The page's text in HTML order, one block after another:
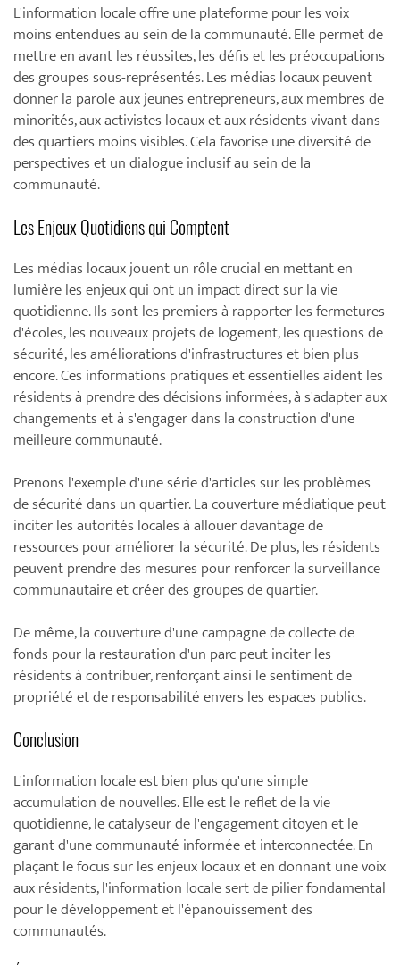
L'information locale offre une plateforme pour les voix
moins entendues au sein de la communauté. Elle permet de
mettre en avant les réussites, les défis et les préoccupations
des groupes sous-représentés. Les médias locaux peuvent
donner la parole aux jeunes entrepreneurs, aux membres de
minorités, aux activistes locaux et aux résidents vivant dans
des quartiers moins visibles. Cela favorise une diversité de
perspectives et un dialogue inclusif au sein de la
communauté.
Les Enjeux Quotidiens qui Comptent
Les médias locaux jouent un rôle crucial en mettant en
lumière les enjeux qui ont un impact direct sur la vie
quotidienne. Ils sont les premiers à rapporter les fermetures
d'écoles, les nouveaux projets de logement, les questions de
sécurité, les améliorations d'infrastructures et bien plus
encore. Ces informations pratiques et essentielles aident les
résidents à prendre des décisions informées, à s'adapter aux
changements et à s'engager dans la construction d'une
meilleure communauté.
Prenons l'exemple d'une série d'articles sur les problèmes
de sécurité dans un quartier. La couverture médiatique peut
inciter les autorités locales à allouer davantage de
ressources pour améliorer la sécurité. De plus, les résidents
peuvent prendre des mesures pour renforcer la surveillance
communautaire et créer des groupes de quartier.
De même, la couverture d'une campagne de collecte de
fonds pour la restauration d'un parc peut inciter les
résidents à contribuer, renforçant ainsi le sentiment de
propriété et de responsabilité envers les espaces publics.
Conclusion
L'information locale est bien plus qu'une simple
accumulation de nouvelles. Elle est le reflet de la vie
quotidienne, le catalyseur de l'engagement citoyen et le
garant d'une communauté informée et interconnectée. En
plaçant le focus sur les enjeux locaux et en donnant une voix
aux résidents, l'information locale sert de pilier fondamental
pour le développement et l'épanouissement des
communautés.